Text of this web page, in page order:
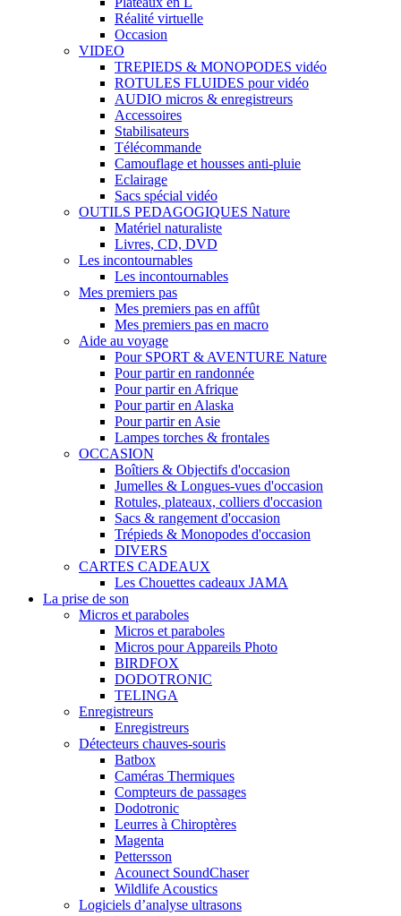
Réalité virtuelle
Occasion
VIDEO
TREPIEDS & MONOPODES vidéo
ROTULES FLUIDES pour vidéo
AUDIO micros & enregistreurs
Accessoires
Stabilisateurs
Télécommande
Camouflage et housses anti-pluie
Eclairage
Sacs spécial vidéo
OUTILS PEDAGOGIQUES Nature
Matériel naturaliste
Livres, CD, DVD
Les incontournables
Les incontournables
Mes premiers pas
Mes premiers pas en affût
Mes premiers pas en macro
Aide au voyage
Pour SPORT & AVENTURE Nature
Pour partir en randonnée
Pour partir en Afrique
Pour partir en Alaska
Pour partir en Asie
Lampes torches & frontales
OCCASION
Boîtiers & Objectifs d'occasion
Jumelles & Longues-vues d'occasion
Rotules, plateaux, colliers d'occasion
Sacs & rangement d'occasion
Trépieds & Monopodes d'occasion
DIVERS
CARTES CADEAUX
Les Chouettes cadeaux JAMA
La prise de son
Micros et paraboles
Micros et paraboles
Micros pour Appareils Photo
BIRDFOX
DODOTRONIC
TELINGA
Enregistreurs
Enregistreurs
Détecteurs chauves-souris
Batbox
Caméras Thermiques
Compteurs de passages
Dodotronic
Leurres à Chiroptères
Magenta
Pettersson
Acounect SoundChaser
Wildlife Acoustics
Logiciels d’analyse ultrasons